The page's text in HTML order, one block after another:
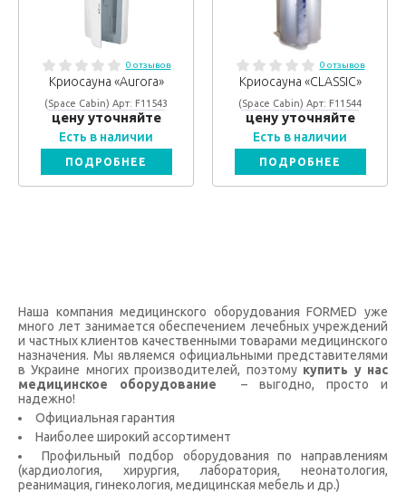
0 отзывов
Криосауна «Aurora»
(Space Cabin) Арт: F11543
цену уточняйте
Есть в наличии
ПОДРОБНЕЕ
0 отзывов
Криосауна «CLASSIC»
(Space Cabin) Арт: F11544
цену уточняйте
Есть в наличии
ПОДРОБНЕЕ
Наша компания медицинского оборудования FORMED уже
много лет занимается обеспечением лечебных учреждений
и частных клиентов качественными товарами медицинского
назначения. Мы являемся официальными представителями
в Украине многих производителей, поэтому купить у нас
медицинское оборудование
– выгодно, просто и
надежно!
Официальная гарантия
Наиболее широкий ассортимент
Профильный подбор оборудования по направлениям
(кардиология, хирургия, лаборатория, неонатология,
реанимация, гинекология, медицинская мебель и др.)